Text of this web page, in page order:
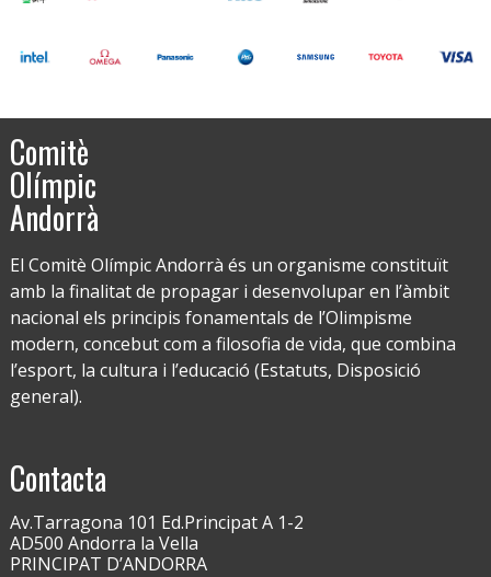
Comitè
Olímpic
Andorrà
El Comitè Olímpic Andorrà és un organisme constituït
amb la finalitat de propagar i desenvolupar en l’àmbit
nacional els principis fonamentals de l’Olimpisme
modern, concebut com a filosofia de vida, que combina
l’esport, la cultura i l’educació (Estatuts, Disposició
general).
Contacta
Av.Tarragona 101 Ed.Principat A 1-2
AD500 Andorra la Vella
PRINCIPAT D’ANDORRA